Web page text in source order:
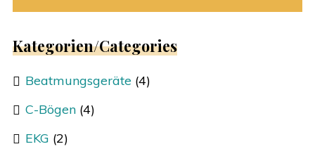
Kategorien/Categories
Beatmungsgeräte (4)
C-Bögen (4)
EKG (2)